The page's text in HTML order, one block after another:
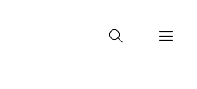
Recherche